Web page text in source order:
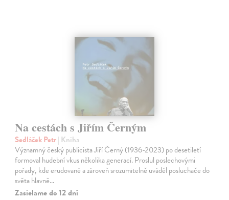
Na cestách s Jiřím Černým
Sedláček Petr| Kniha
Významný český publicista Jiří Černý (1936-2023) po desetiletí
formoval hudební vkus několika generací. Proslul poslechovými
pořady, kde erudovaně a zároveň srozumitelně uváděl posluchače do
světa hlavně…
Zasielame do 12 dní